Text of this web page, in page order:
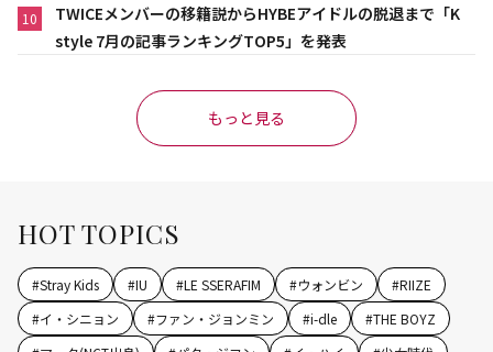
10
TWICEメンバーの移籍説からHYBEアイドルの脱退まで「K
style 7月の記事ランキングTOP5」を発表
もっと見る
HOT TOPICS
#Stray Kids #IU #LE SSERAFIM #ウォンビン #RIIZE
#イ・シニョン #ファン・ジョンミン #i-dle #THE BOYZ